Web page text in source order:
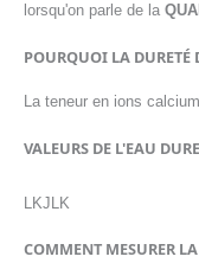
lorsqu'on parle de la
POURQUOI LA DURETÉ
La teneur en ions
VALEURS DE L'EAU
LKJLK
COMMENT MESURER